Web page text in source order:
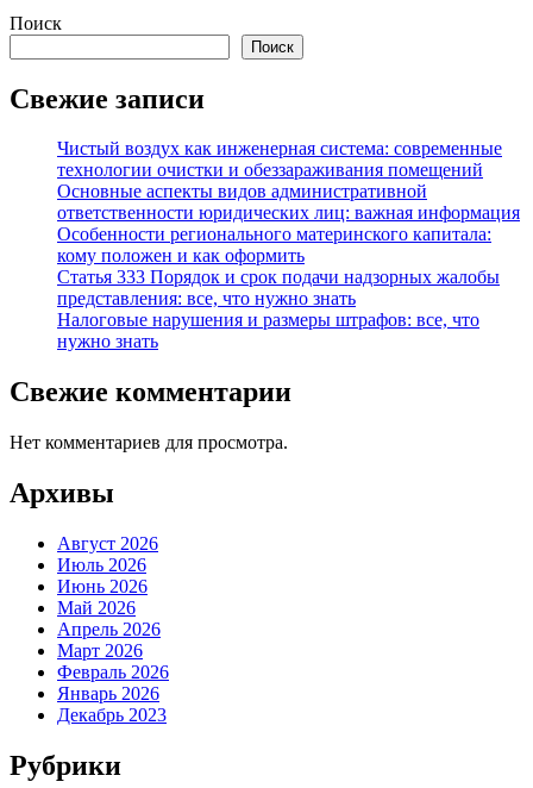
Поиск
Поиск
Свежие записи
Чистый воздух как инженерная система: современные
технологии очистки и обеззараживания помещений
Основные аспекты видов административной
ответственности юридических лиц: важная информация
Особенности регионального материнского капитала:
кому положен и как оформить
Статья 333 Порядок и срок подачи надзорных жалобы
представления: все, что нужно знать
Налоговые нарушения и размеры штрафов: все, что
нужно знать
Свежие комментарии
Нет комментариев для просмотра.
Архивы
Август 2026
Июль 2026
Июнь 2026
Май 2026
Апрель 2026
Март 2026
Февраль 2026
Январь 2026
Декабрь 2023
Рубрики